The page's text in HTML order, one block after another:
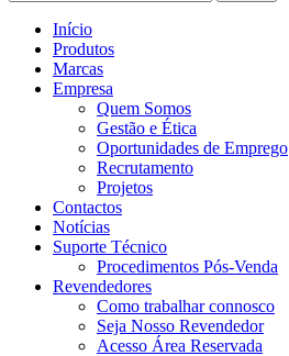
Início
Produtos
Marcas
Empresa
Quem Somos
Gestão e Ética
Oportunidades de Emprego
Recrutamento
Projetos
Contactos
Notícias
Suporte Técnico
Procedimentos Pós-Venda
Revendedores
Como trabalhar connosco
Seja Nosso Revendedor
Acesso Área Reservada